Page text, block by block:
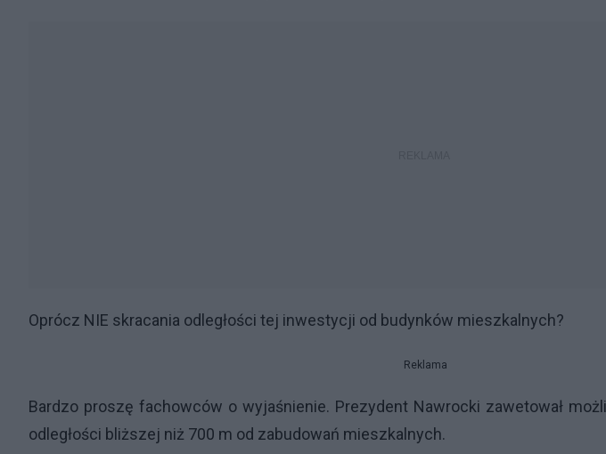
Oprócz NIE skracania odległości tej inwestycji od budynków mieszkalnych?
Reklama
Bardzo proszę fachowców o wyjaśnienie. Prezydent Nawrocki zawetował
odległości bliższej niż 700 m od zabudowań mieszkalnych.